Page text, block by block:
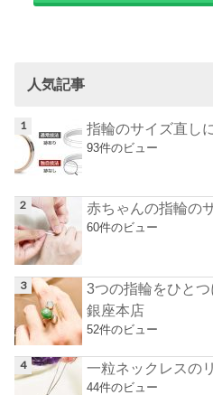
人気記事
指輪のサイズ直し
93件のビュー
赤ちゃんの指輪の
60件のビュー
3つの指輪をひと
銀座本店
52件のビュー
一粒ネックレスの
44件のビュー